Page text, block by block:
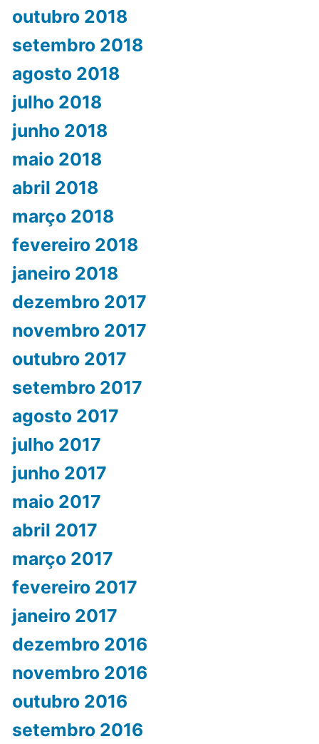
outubro 2018
setembro 2018
agosto 2018
julho 2018
junho 2018
maio 2018
abril 2018
março 2018
fevereiro 2018
janeiro 2018
dezembro 2017
novembro 2017
outubro 2017
setembro 2017
agosto 2017
julho 2017
junho 2017
maio 2017
abril 2017
março 2017
fevereiro 2017
janeiro 2017
dezembro 2016
novembro 2016
outubro 2016
setembro 2016